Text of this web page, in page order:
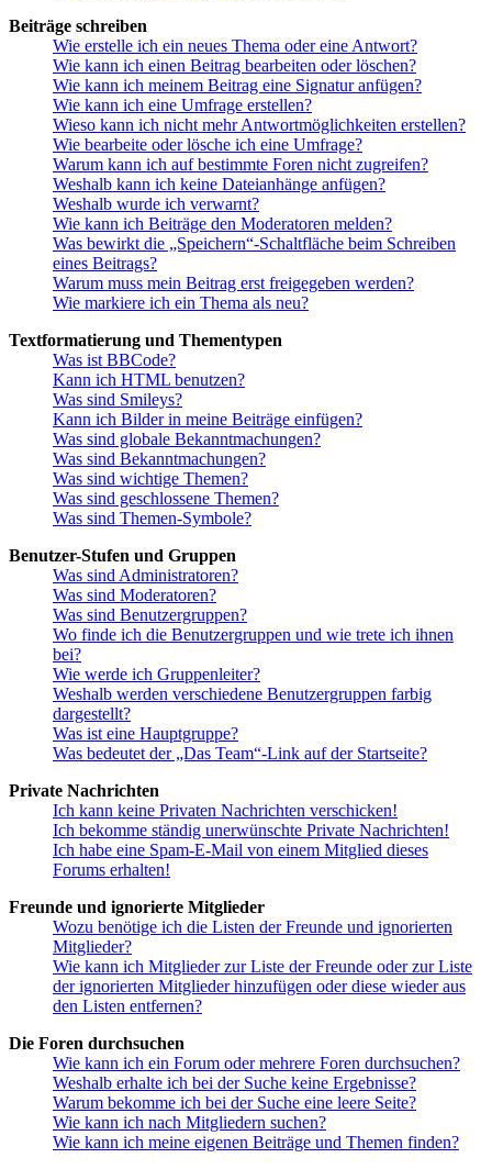
Beiträge schreiben
Wie erstelle ich ein neues Thema oder eine Antwort?
Wie kann ich einen Beitrag bearbeiten oder löschen?
Wie kann ich meinem Beitrag eine Signatur anfügen?
Wie kann ich eine Umfrage erstellen?
Wieso kann ich nicht mehr Antwortmöglichkeiten erstellen?
Wie bearbeite oder lösche ich eine Umfrage?
Warum kann ich auf bestimmte Foren nicht zugreifen?
Weshalb kann ich keine Dateianhänge anfügen?
Weshalb wurde ich verwarnt?
Wie kann ich Beiträge den Moderatoren melden?
Was bewirkt die „Speichern“-Schaltfläche beim Schreiben
eines Beitrags?
Warum muss mein Beitrag erst freigegeben werden?
Wie markiere ich ein Thema als neu?
Textformatierung und Thementypen
Was ist BBCode?
Kann ich HTML benutzen?
Was sind Smileys?
Kann ich Bilder in meine Beiträge einfügen?
Was sind globale Bekanntmachungen?
Was sind Bekanntmachungen?
Was sind wichtige Themen?
Was sind geschlossene Themen?
Was sind Themen-Symbole?
Benutzer-Stufen und Gruppen
Was sind Administratoren?
Was sind Moderatoren?
Was sind Benutzergruppen?
Wo finde ich die Benutzergruppen und wie trete ich ihnen
bei?
Wie werde ich Gruppenleiter?
Weshalb werden verschiedene Benutzergruppen farbig
dargestellt?
Was ist eine Hauptgruppe?
Was bedeutet der „Das Team“-Link auf der Startseite?
Private Nachrichten
Ich kann keine Privaten Nachrichten verschicken!
Ich bekomme ständig unerwünschte Private Nachrichten!
Ich habe eine Spam-E-Mail von einem Mitglied dieses
Forums erhalten!
Freunde und ignorierte Mitglieder
Wozu benötige ich die Listen der Freunde und ignorierten
Mitglieder?
Wie kann ich Mitglieder zur Liste der Freunde oder zur Liste
der ignorierten Mitglieder hinzufügen oder diese wieder aus
den Listen entfernen?
Die Foren durchsuchen
Wie kann ich ein Forum oder mehrere Foren durchsuchen?
Weshalb erhalte ich bei der Suche keine Ergebnisse?
Warum bekomme ich bei der Suche eine leere Seite?
Wie kann ich nach Mitgliedern suchen?
Wie kann ich meine eigenen Beiträge und Themen finden?